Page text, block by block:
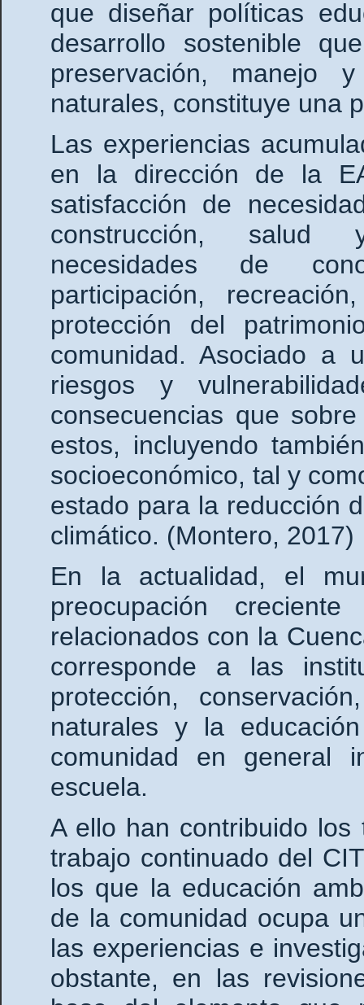
que diseñar políticas
desarrollo sostenible
preservación, manejo
naturales, constituye una
Las experiencias
en la dirección de la
satisfacción de
construcción, salud
necesidades de
participación,
protección del
comunidad. Asociado a
riesgos y
consecuencias que
estos, incluyendo
socioeconómico, tal y
estado para la reducción
climático. (Montero, 2017)
En la actualidad, el
preocupación
relacionados con la
corresponde a las
protección,
naturales y la
comunidad en general
escuela.
A ello han contribuido
trabajo continuado del
los que la educación
de la comunidad ocupa
las experiencias e
obstante, en las